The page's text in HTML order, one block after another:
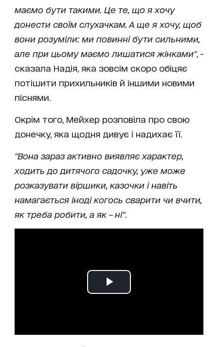
маємо бути такими. Це те, що я хочу
донести своїм слухачкам. А ще я хочу, щоб
вони розуміли: ми повинні бути сильними,
але при цьому маємо лишатися жінками", -
сказала Надія, яка зовсім скоро обіцяє
потішити прихильників й іншими новими
піснями.
Окрім того, Мейхер розповіла про свою
донечку, яка щодня дивує і надихає її.
"Вона зараз активно виявляє характер,
ходить до дитячого садочку, уже може
розказувати віршики, казочки і навіть
намагається іноді когось сварити чи вчити,
як треба робити, а як – ні".